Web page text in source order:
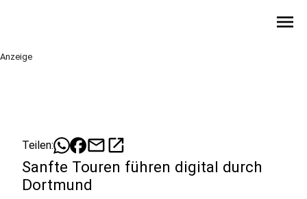
menu
Anzeige
Teilen: mailopen_in_new
Sanfte Touren führen digital durch
Dortmund